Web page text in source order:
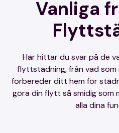
Vanliga
Här hittar du svar på de
flyttstädning, från vad som
förbereder ditt hem för
göra din flytt så smidig som
alla dina